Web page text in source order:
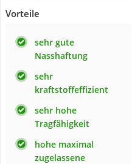
Vorteile
sehr gute
Nasshaftung
sehr
kraftstoffeffizient
sehr hohe
Tragfähigkeit
hohe maximal
zugelassene